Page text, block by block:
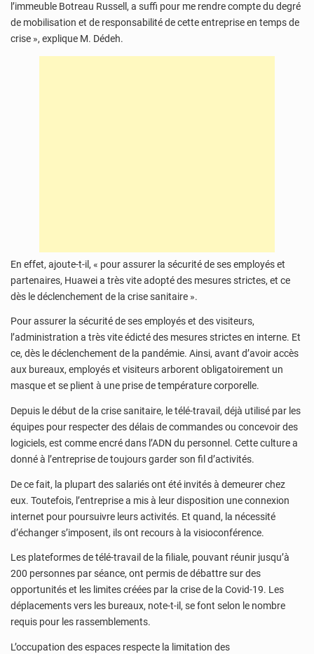
l’immeuble Botreau Russell, a suffi pour me rendre compte du degré
de mobilisation et de responsabilité de cette entreprise en temps de
crise », explique M. Dédeh.
En effet, ajoute-t-il, « pour assurer la sécurité de ses employés et
partenaires, Huawei a très vite adopté des mesures strictes, et ce
dès le déclenchement de la crise sanitaire ».
Pour assurer la sécurité de ses employés et des visiteurs,
l’administration a très vite édicté des mesures strictes en interne. Et
ce, dès le déclenchement de la pandémie. Ainsi, avant d’avoir accès
aux bureaux, employés et visiteurs arborent obligatoirement un
masque et se plient à une prise de température corporelle.
Depuis le début de la crise sanitaire, le télé-travail, déjà utilisé par les
équipes pour respecter des délais de commandes ou concevoir des
logiciels, est comme encré dans l’ADN du personnel. Cette culture a
donné à l’entreprise de toujours garder son fil d’activités.
De ce fait, la plupart des salariés ont été invités à demeurer chez
eux. Toutefois, l’entreprise a mis à leur disposition une connexion
internet pour poursuivre leurs activités. Et quand, la nécessité
d’échanger s’imposent, ils ont recours à la visioconférence.
Les plateformes de télé-travail de la filiale, pouvant réunir jusqu’à
200 personnes par séance, ont permis de débattre sur des
opportunités et les limites créées par la crise de la Covid-19. Les
déplacements vers les bureaux, note-t-il, se font selon le nombre
requis pour les rassemblements.
L’occupation des espaces respecte la limitation des